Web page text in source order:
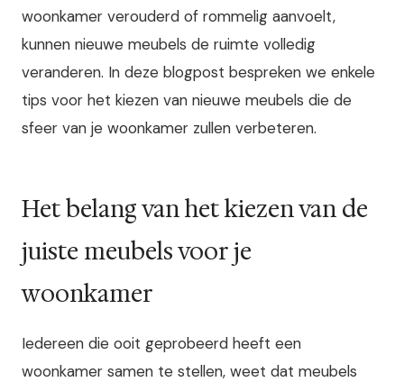
woonkamer verouderd of rommelig aanvoelt,
kunnen nieuwe meubels de ruimte volledig
veranderen. In deze blogpost bespreken we enkele
tips voor het kiezen van nieuwe meubels die de
sfeer van je woonkamer zullen verbeteren.
Het belang van het kiezen van de
juiste meubels voor je
woonkamer
Iedereen die ooit geprobeerd heeft een
woonkamer samen te stellen, weet dat meubels